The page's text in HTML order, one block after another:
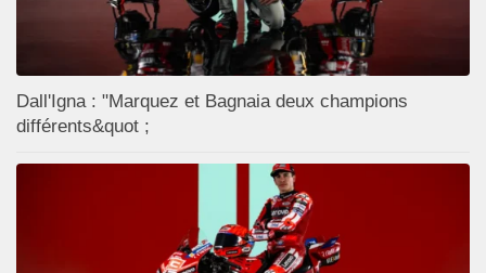
Dall'Igna : "Marquez et Bagnaia deux champions
différents&quot ;